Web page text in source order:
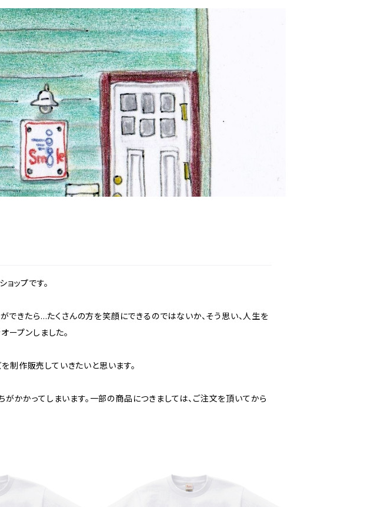
ップです。
できたら…たくさんの方を笑顔にできるのではないか、そう思い、人生を
ープンしました。
制作販売していきたいと思います。
かってしまいます。一部の商品につきましては、ご注文を頂いてから